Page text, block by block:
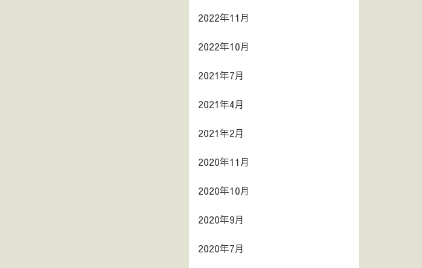
2022年11月
2022年10月
2021年7月
2021年4月
2021年2月
2020年11月
2020年10月
2020年9月
2020年7月